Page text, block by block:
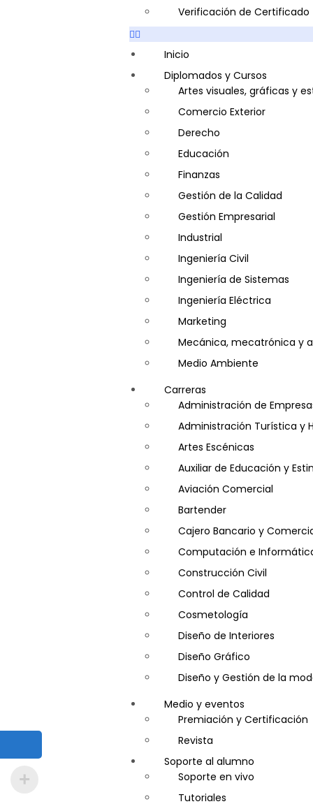
Plataforma Bancaria y
Secretaria Corporativo
Telemarketing
Ventas de Productos y
Visitador Médico
Verificación de Certificado
Inicio
Diplomados y Cursos
Artes visuales, gráficas y
Comercio Exterior
Derecho
Educación
Finanzas
Gestión de la Calidad
Gestión Empresarial
Industrial
Ingeniería Civil
Ingeniería de Sistemas
Ingeniería Eléctrica
Marketing
Mecánica, mecatrónica y
Medio Ambiente
Minería e Hidrocarburos
Salud y Psicología
Seguridad
Carreras
Administración de
Administración Turística y
Artes Escénicas
Auxiliar de Educación y
Aviación Comercial
Bartender
Cajero Bancario y
Computación e
Construcción Civil
Control de Calidad
Cosmetología
Diseño de Interiores
Diseño Gráfico
Diseño y Gestión de la
Entrenador Personal y
Gastronomía
Gestor de Crédito y
Guía de Turismo
Inglés Americano
Marketing y Publicidad
Medio y eventos
Premiación y Certificación
Revista
Soporte al alumno
Soporte en vivo
Tutoriales